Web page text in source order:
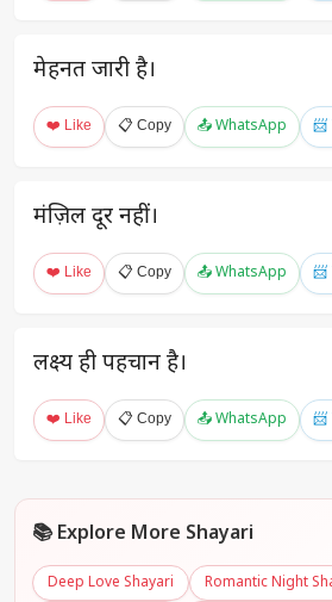
मेहनत जारी है।
❤️ Like 📋 Copy 📤 WhatsApp 📨
मंज़िल दूर नहीं।
❤️ Like 📋 Copy 📤 WhatsApp 📨
लक्ष्य ही पहचान है।
❤️ Like 📋 Copy 📤 WhatsApp 📨
📚 Explore More Shayari
Deep Love Shayari Romantic Night